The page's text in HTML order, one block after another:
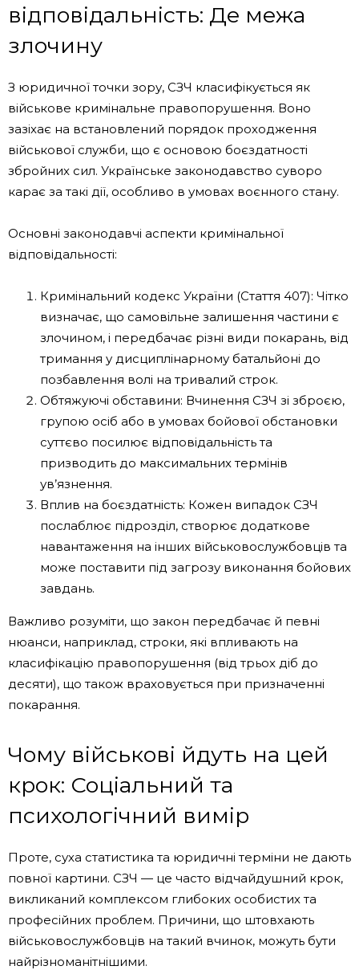
відповідальність: Де межа
злочину
З юридичної точки зору, СЗЧ класифікується як
військове кримінальне правопорушення. Воно
зазіхає на встановлений порядок проходження
військової служби, що є основою боєздатності
збройних сил. Українське законодавство суворо
карає за такі дії, особливо в умовах воєнного стану.
Основні законодавчі аспекти кримінальної
відповідальності:
Кримінальний кодекс України (Стаття 407): Чітко
визначає, що самовільне залишення частини є
злочином, і передбачає різні види покарань, від
тримання у дисциплінарному батальйоні до
позбавлення волі на тривалий строк.
Обтяжуючі обставини: Вчинення СЗЧ зі зброєю,
групою осіб або в умовах бойової обстановки
суттєво посилює відповідальність та
призводить до максимальних термінів
ув’язнення.
Вплив на боєздатність: Кожен випадок СЗЧ
послаблює підрозділ, створює додаткове
навантаження на інших військовослужбовців та
може поставити під загрозу виконання бойових
завдань.
Важливо розуміти, що закон передбачає й певні
нюанси, наприклад, строки, які впливають на
класифікацію правопорушення (від трьох діб до
десяти), що також враховується при призначенні
покарання.
Чому військові йдуть на цей
крок: Соціальний та
психологічний вимір
Проте, суха статистика та юридичні терміни не дають
повної картини. СЗЧ — це часто відчайдушний крок,
викликаний комплексом глибоких особистих та
професійних проблем. Причини, що штовхають
військовослужбовців на такий вчинок, можуть бути
найрізноманітнішими.